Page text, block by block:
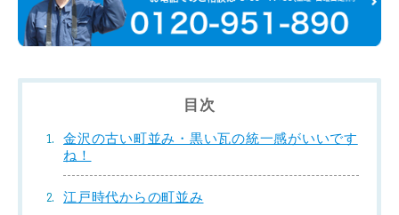
目次
金沢の古い町並み・黒い瓦の統一感がいいです
ね！
江戸時代からの町並み